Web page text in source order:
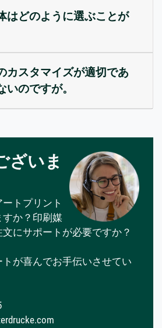
はどのように選ぶことが
カスタマイズが適切であ
いのですが。
ざいま
トプリント
か？印刷媒
にサポートが必要ですか？
が喜んでお手伝いさせてい